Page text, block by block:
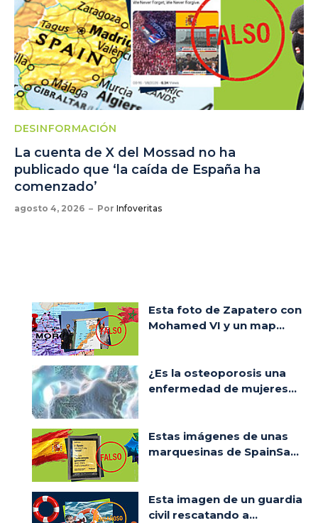
DESINFORMACIÓN
La cuenta de X del Mossad no ha
publicado que ‘la caída de España ha
comenzado’
agosto 4, 2026 Por Infoveritas
Esta foto de Zapatero con
Mohamed VI y un map...
¿Es la osteoporosis una
enfermedad de mujeres...
Estas imágenes de unas
marquesinas de SpainSa...
Esta imagen de un guardia
civil rescatando a...